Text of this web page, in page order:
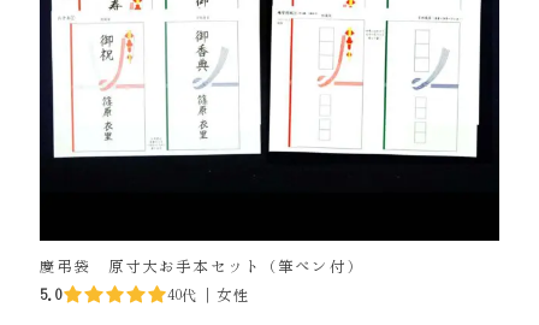
慶弔袋 原寸大お手本セット（筆ペン付）
40代｜女性
5.0